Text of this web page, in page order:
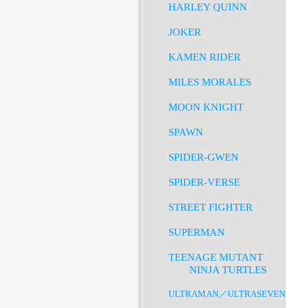
HARLEY QUINN
JOKER
KAMEN RIDER
MILES MORALES
MOON KNIGHT
SPAWN
SPIDER-GWEN
SPIDER-VERSE
STREET FIGHTER
SUPERMAN
TEENAGE MUTANT
NINJA TURTLES
ULTRAMAN／ULTRASEVEN